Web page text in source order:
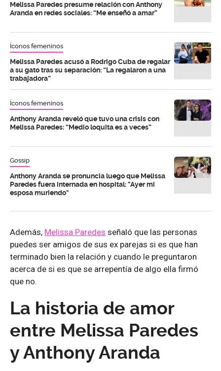
Melissa Paredes presume relación con Anthony
Aranda en redes sociales: “Me enseñó a amar”
Íconos femeninos
Melissa Paredes acusó a Rodrigo Cuba de regalar
a su gato tras su separación: “La regalaron a una
trabajadora”
Íconos femeninos
Anthony Aranda reveló que tuvo una crisis con
Melissa Paredes: “Medio loquita es a veces”
Gossip
Anthony Aranda se pronuncia luego que Melissa
Paredes fuera internada en hospital: "Ayer mi
esposa muriendo"
Además, Melissa Paredes señaló que las personas
puedes ser amigos de sus ex parejas si es que han
terminado bien la relación y cuando le preguntaron
acerca de si es que se arrepentía de algo ella firmó
que no.
La historia de amor
entre Melissa Paredes
y Anthony Aranda